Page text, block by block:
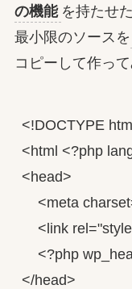
の機能 を持たせ
最小限のソースを
コピーして作って
<!DOCTYPE
<html <?php
<head>
<meta
<link
<?php
</head>